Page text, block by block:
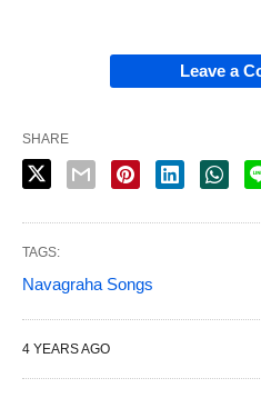
Leave a
SHARE
TAGS:
Navagraha Songs
4 YEARS AGO